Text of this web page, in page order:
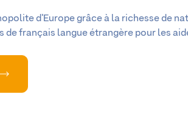
d’Europe grâce à la richesse de
français langue étrangère pour les